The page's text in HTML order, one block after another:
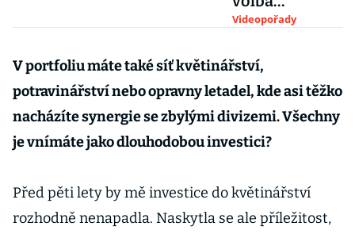
nezajímavá, to
říká marketér
o Babišově
kandidatuře
Videopořady
V portfoliu máte také síť květinářství,
potravinářství nebo opravny letadel, kde asi těžko
nacházíte synergie se zbylými divizemi. Všechny
je vnímáte jako dlouhodobou investici?
Před pěti lety by mě investice do květinářství
rozhodně nenapadla. Naskytla se ale příležitost,